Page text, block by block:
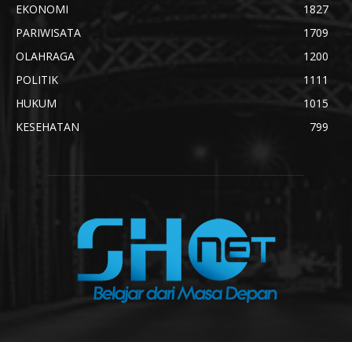
EKONOMI
1827
PARIWISATA
1709
OLAHRAGA
1200
POLITIK
1111
HUKUM
1015
KESEHATAN
799